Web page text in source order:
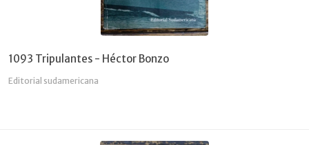
1093 Tripulantes - Héctor Bonzo
Editorial sudamericana